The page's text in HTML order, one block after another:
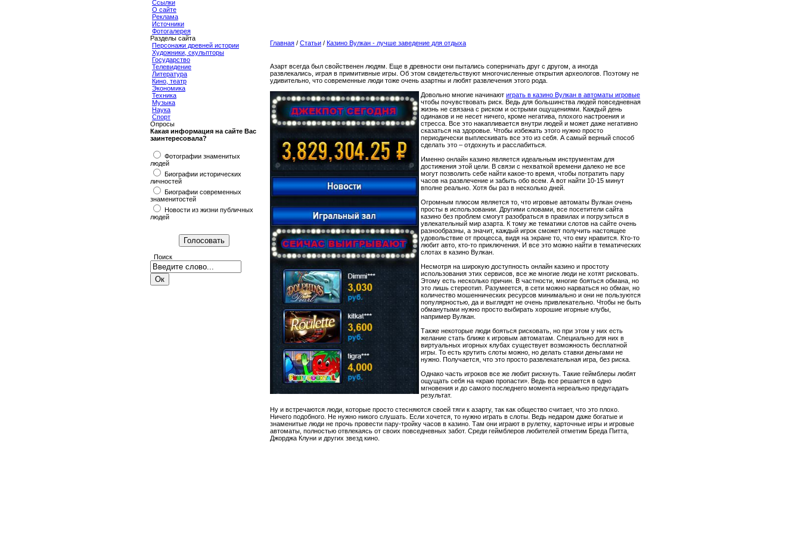
Ссылки
О сайте
Реклама
Источники
Фотогалерея
Разделы сайта
Персонажи древней истории
Художники, скульпторы
Государство
Телевидение
Литература
Кино, театр
Экономика
Техника
Музыка
Наука
Спорт
Опросы
Какая информация на сайте Вас
заинтересовала?
Фотографии знаменитых
людей
Биографии исторических
личностей
Биографии современных
знаменитостей
Новости из жизни публичных
людей
Поиск
Главная / Статьи / Казино Вулкан - лучше заведение для отдыха
Азарт всегда был свойственен людям. Еще в древности они пытались соперничать друг с другом, а иногда
развлекались, играя в примитивные игры. Об этом свидетельствуют многочисленные открытия археологов. Поэтому не
удивительно, что современные люди тоже очень азартны и любят развлечения этого рода.
Довольно многие начинают играть в казино Вулкан в автоматы игровые
чтобы почувствовать риск. Ведь для большинства людей повседневная
жизнь не связана с риском и острыми ощущениями. Каждый день
одинаков и не несет ничего, кроме негатива, плохого настроения и
стресса. Все это накапливается внутри людей и может даже негативно
сказаться на здоровье. Чтобы избежать этого нужно просто
периодически выплескивать все это из себя. А самый верный способ
сделать это – отдохнуть и расслабиться.
Именно онлайн казино является идеальным инструментам для
достижения этой цели. В связи с нехваткой времени далеко не все
могут позволить себе найти какое-то время, чтобы потратить пару
часов на развлечение и забыть обо всем. А вот найти 10-15 минут
вполне реально. Хотя бы раз в несколько дней.
Огромным плюсом является то, что игровые автоматы Вулкан очень
просты в использовании. Другими словами, все посетители сайта
казино без проблем смогут разобраться в правилах и погрузиться в
увлекательный мир азарта. К тому же тематики слотов на сайте очень
разнообразны, а значит, каждый игрок сможет получить настоящее
удовольствие от процесса, видя на экране то, что ему нравится. Кто-то
любит авто, кто-то приключения. И все это можно найти в тематических
слотах в казино Вулкан.
Несмотря на широкую доступность онлайн казино и простоту
использования этих сервисов, все же многие люди не хотят рисковать.
Этому есть несколько причин. В частности, многие бояться обмана, но
это лишь стереотип. Разумеется, в сети можно нарваться но обман, но
количество мошеннических ресурсов минимально и они не пользуются
популярностью, да и выглядят не очень привлекательно. Чтобы не быть
обманутыми нужно просто выбирать хорошие игорные клубы,
например Вулкан.
Также некоторые люди бояться рисковать, но при этом у них есть
желание стать ближе к игровым автоматам. Специально для них в
виртуальных игорных клубах существует возможность бесплатной
игры. То есть крутить слоты можно, но делать ставки деньгами не
нужно. Получается, что это просто развлекательная игра, без риска.
Однако часть игроков все же любит рискнуть. Такие геймблеры любят
ощущать себя на «краю пропасти». Ведь все решается в одно
мгновения и до самого последнего момента нереально предугадать
результат.
Ну и встречаются люди, которые просто стесняются своей тяги к азарту, так как общество считает, что это плохо.
Ничего подобного. Не нужно никого слушать. Если хочется, то нужно играть в слоты. Ведь недаром даже богатые и
знаменитые люди не прочь провести пару-тройку часов в казино. Там они играют в рулетку, карточные игры и игровые
автоматы, полностью отвлекаясь от своих повседневных забот. Среди геймблеров любителей отметим Бреда Питта,
Джорджа Клуни и других звезд кино.